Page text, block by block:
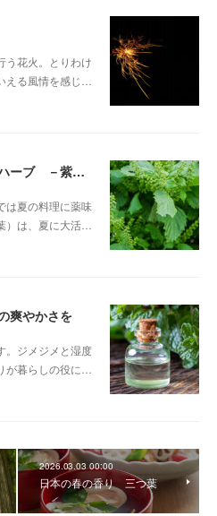
う花火。とりわけ
える風情を感じ…
夏の食卓に欠かせない日本のハーブ －紫蘇（しそ）－
は夏の料理に薬味
）は、夏に大活…
爽やかさを
。ジメジメと湿度
が暮らしの役に…
2026.03.03 00:00
日本の春の香り 三つ葉